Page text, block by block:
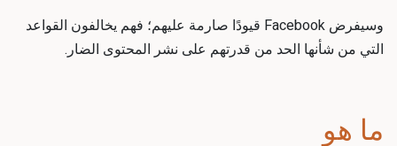
وسيفرض Facebook قيودًا صارمة عليهم؛ فهم يخالفون القواعد
التي من شأنها الحد من قدرتهم على نشر المحتوى الضار.
ما هو